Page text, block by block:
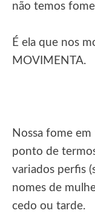
não temos
É ela que nos
MOVIMENTA.
Nossa fome
ponto de
variados perfis
nomes de
cedo ou tarde.